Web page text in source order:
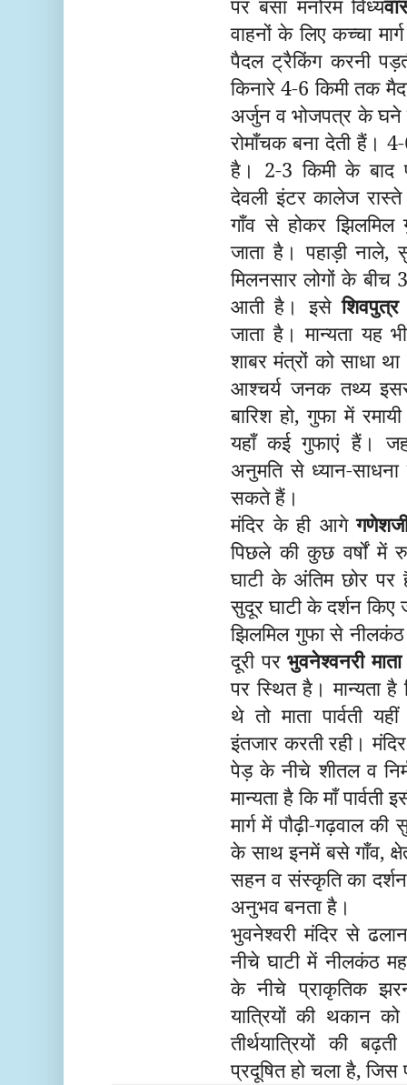
पर बसा मनोरम विंध्य
वाहनों के लिए कच्चा
पैदल ट्रैकिंग करनी
किनारे 4-6 किमी तक
अर्जुन व भोजपत्र के घने
रोमाँचक बना देती हैं।
है। 2-3 किमी के बाद
देवली इंटर कालेज
गाँव से होकर झिलमिल
जाता है। पहाड़ी नाले,
मिलनसार लोगों के बीच
आती है। इसेशिवपुत्र
जाता है। मान्यता यह
शाबर मंत्रों को साधा
आश्चर्य जनक तथ्य
बारिश हो, गुफा में
यहाँ कई गुफाएं हैं।
अनुमति से ध्यान-
सकते हैं।
मंदिर के ही आगे
पिछले की कुछ वर्षों में
घाटी के अंतिम छोर
सुदूर घाटी के दर्शन
झिलमिल गुफा से
दूरी परभुवनेश्वनरी माता
पर स्थित है। मान्यता
थे तो माता पार्वती
इंतजार करती रही।
पेड़ के नीचे शीतल व
मान्यता है कि माँ
मार्ग में पौढ़ी-गढ़वाल
के साथ इनमें बसे गाँव,
सहन व संस्कृति का
अनुभव बनता है।
भुवनेश्वरी मंदिर से
नीचे घाटी में नीलकंठ
के नीचे प्राकृतिक
यात्रियों की थकान
तीर्थयात्रियों की
प्रदूषित हो चला है,